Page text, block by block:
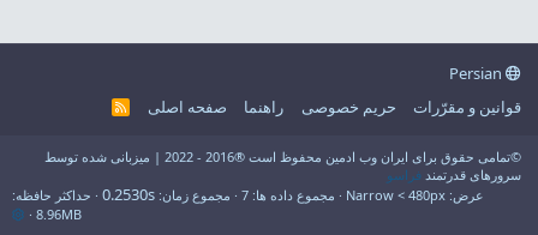
قوانین و مقرّرات
حریم خصوصی راهنما صفحه اصلی
R
©تمامی حقوق برای ایران وب ادمین محفوظ است ®2016 - 2022 | میزبانی شده توسط
سرورهای قدرتمند فراسو
عرض
مجموع داده ها 7 مجموع زمان 0.2530s
حداکثر حافظه
8.96MB